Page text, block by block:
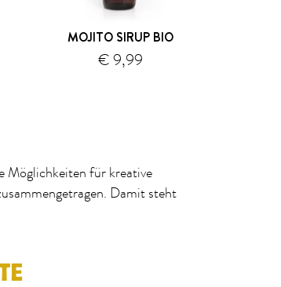
MOJITO SIRUP BIO
€ 9,99
Möglichkeiten für kreative
Damit steht